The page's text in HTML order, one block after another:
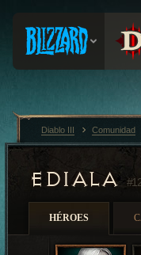
EDIALA
HÉROES
Diablo III Comunidad